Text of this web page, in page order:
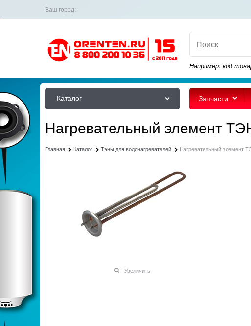
Ваш город:
Например: код
Каталог Запчасти
Нагревательный элемент
Главная Каталог Тэны для водонагревателей Нагревательный элемент
Увеличить